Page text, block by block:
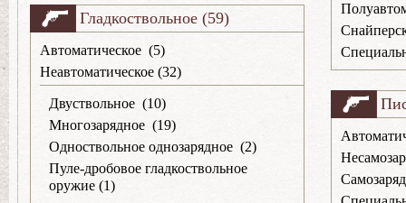
Гладкоствольное (59)
Автоматическое (5)
Неавтоматическое (32)
Двуствольное (10)
Многозарядное (19)
Одноствольное однозарядное (2)
Пуле-дробовое гладкоствольное
оружие (1)